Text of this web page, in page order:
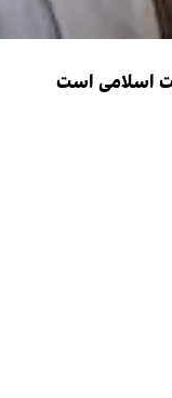
اسلامی است